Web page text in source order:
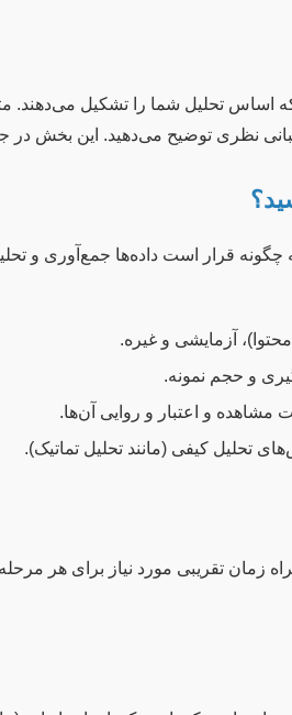
اساس تحلیل شما را تشکیل می‌دهند.
نظری توضیح می‌دهید. این بخش در
چگونه قرار است داده‌ها جمع‌آوری و
آزمایشی و غیره.
و حجم نمونه.
و اعتبار و روایی آن‌ها.
تحلیل کیفی (مانند تحلیل تماتیک).
زمان تقریبی مورد نیاز برای هر